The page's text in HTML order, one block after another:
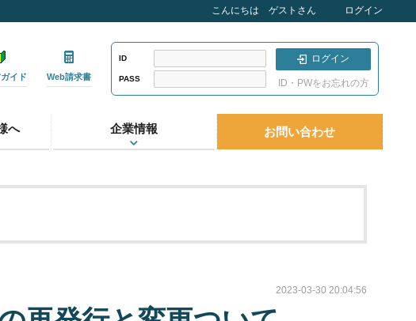
こんにちは ゲストさん ログイン
イド Web請求書
ID
PASS
ログイン
ID・PWをお忘れの方
へ 企業情報 お問い合わせ
2023-03-30 20:04:56